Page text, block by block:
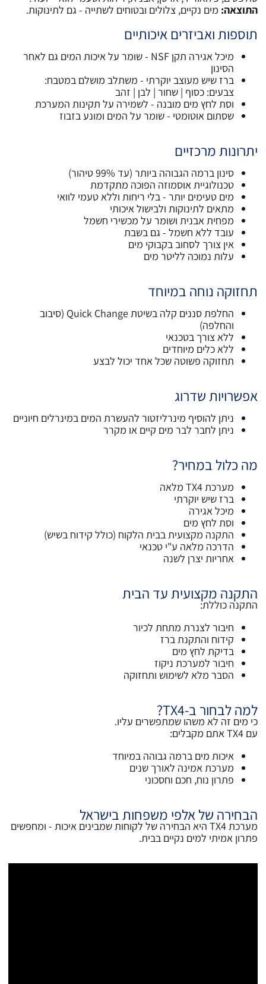
התוצאה: מים נקיים, צלולים ובטוחים לשתייה - גם לתינוקות.
תוספות ואביזרים איכותיים
מיכל אגירה תקן NSF - שומר על איכות המים גם לאחר
הסינון
ברז שיש מעוצב יוקרתי - משתלב מושלם במטבח:
צבעים: כסוף | שחור | לבן | זהב
וסת לחץ מים מובנה - לשמירה על תקינות המערכת
שסתום אוטומטי - שומר על המים ומונע בזבוז
יתרונות מרכזיים
סינון ברמה הגבוהה ביותר (עד 99% טיהור)
טכנולוגיית אוסמוזה הפוכה מתקדמת
מים טעימים יותר - בלי ריחות וללא טעמי לוואי
מתאים לתינוקות ולבישול איכותי
מפחית אבנית ושומר על מכשירי חשמל
עובד ללא חשמל - גם בשבת
אין צורך לסחוב בקבוקי מים
עלות נמוכה לליטר מים
תחזוקה נוחה במיוחד
החלפת סננים קלה בשיטת Quick Change (סיבוב
והחלפה)
ללא צורך בטכנאי
ללא כלים מיוחדים
תחזוקה פשוטה שכל אחד יכול לבצע
אפשרויות שדרוג
ניתן להוסיף מינרליזטור להעשרת המים במינרלים חיוניים
ניתן לחבר לבר מים קיים או מקרר
מה כלול במחיר?
מערכת TX4 מלאה
ברז שיש יוקרתי
מיכל אגירה
וסת לחץ מים
התקנה מקצועית בבית הלקוח (כולל קידוח בשיש)
הדרכה מלאה ע"י טכנאי
אחריות יצרן לשנה
התקנה מקצועית עד הבית
התקנה כוללת:
חיבור לצנרת מתחת לכיור
קידוח והתקנת ברז
בדיקת לחץ מים
חיבור למערכת ניקוז
הסבר מלא לשימוש ותחזוקה
למה לבחור ב-TX4?
כי מים זה לא משהו שמתפשרים עליו.
עם TX4 אתם מקבלים:
איכות מים ברמה גבוהה במיוחד
מערכת אמינה לאורך שנים
פתרון נוח, חכם וחסכוני
הבחירה של אלפי משפחות בישראל
מערכת TX4 היא הבחירה של לקוחות שמבינים איכות - ומחפשים
פתרון אמיתי למים נקיים בבית.